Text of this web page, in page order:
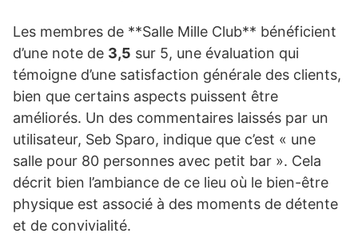
Les membres de **Salle Mille Club** bénéficient
d’une note de 3,5 sur 5, une évaluation qui
témoigne d’une satisfaction générale des clients,
bien que certains aspects puissent être
améliorés. Un des commentaires laissés par un
utilisateur, Seb Sparo, indique que c’est « une
salle pour 80 personnes avec petit bar ». Cela
décrit bien l’ambiance de ce lieu où le bien-être
physique est associé à des moments de détente
et de convivialité.